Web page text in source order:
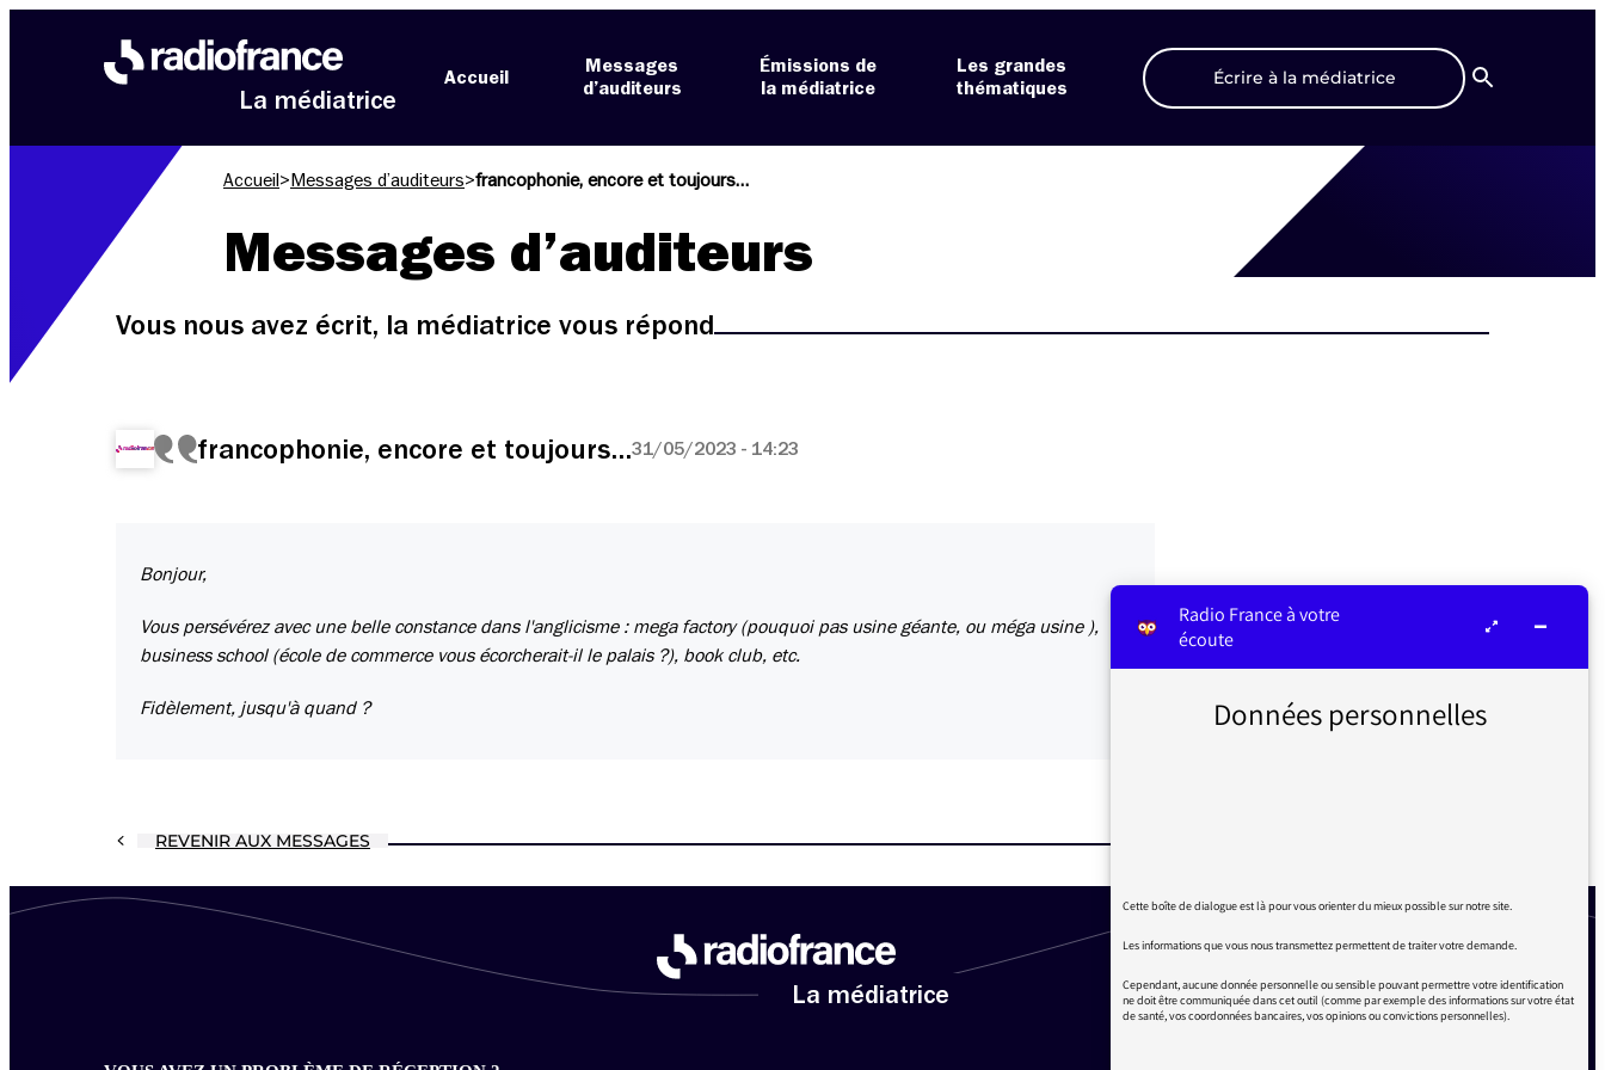
La médiatrice
Accueil
Messages
d’auditeurs
Émissions de
la médiatrice
Les grandes
thématiques
Écrire à la médiatrice
Recherche
Accueil > Messages d’auditeurs>francophonie, encore et toujours…
Messages d’auditeurs
Vous nous avez écrit, la médiatrice vous répond
francophonie, encore et toujours…31/05/2023 - 14:23
Bonjour,
Vous persévérez avec une belle constance dans l'anglicisme : mega factory (pouquoi pas usine géante, ou méga usine ),
business school (école de commerce vous écorcherait-il le palais ?), book club, etc.
Fidèlement, jusqu'à quand ?
REVENIR AUX MESSAGES
La médiatrice
Radio France à votre
écoute
Données personnelles
Cette boîte de dialogue est là pour vous orienter du mieux possible sur notre site.
Les informations que vous nous transmettez permettent de traiter votre demande.
Cependant, aucune donnée personnelle ou sensible pouvant permettre votre identification
ne doit être communiquée dans cet outil (comme par exemple des informations sur votre état
de santé, vos coordonnées bancaires, vos opinions ou convictions personnelles).